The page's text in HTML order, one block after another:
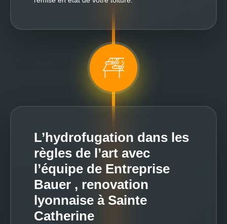
L’hydrofugation dans les
règles de l’art avec
l’équipe de Entreprise
Bauer , renovation
lyonnaise à Sainte
Catherine